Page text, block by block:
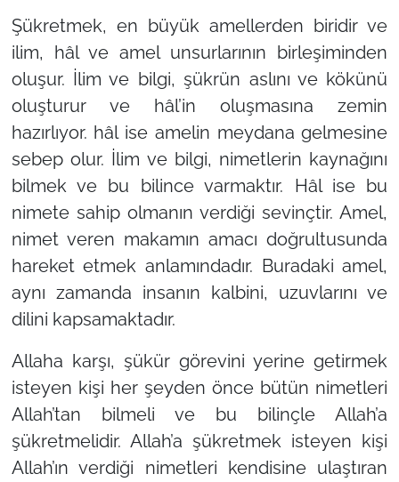
Şükretmek, en büyük amellerden biridir ve
ilim, hâl ve amel unsurlarının birleşiminden
oluşur. İlim ve bilgi, şükrün aslını ve kökünü
oluşturur ve hâl’in oluşmasına zemin
hazırlıyor. hâl ise amelin meydana gelmesine
sebep olur. İlim ve bilgi, nimetlerin kaynağını
bilmek ve bu bilince varmaktır. Hâl ise bu
nimete sahip olmanın verdiği sevinçtir. Amel,
nimet veren makamın amacı doğrultusunda
hareket etmek anlamındadır. Buradaki amel,
aynı zamanda insanın kalbini, uzuvlarını ve
dilini kapsamaktadır.
Allaha karşı, şükür görevini yerine getirmek
isteyen kişi her şeyden önce bütün nimetleri
Allah’tan bilmeli ve bu bilinçle Allah’a
şükretmelidir. Allah’a şükretmek isteyen kişi
Allah’ın verdiği nimetleri kendisine ulaştıran